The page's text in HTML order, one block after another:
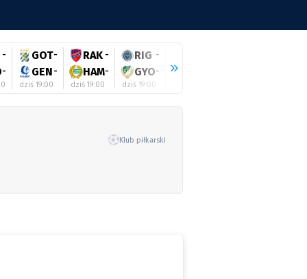
-
-
GOT-
GEN-
dziś 19:00
RAK -
HAM-
dziś 19:00
RIG -
GYO-
dziś 19:00
Klub piłkarski